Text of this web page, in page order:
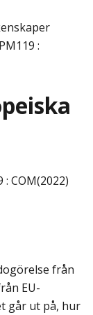
:
: COM(2022)
från
EU-
går ut på, hur